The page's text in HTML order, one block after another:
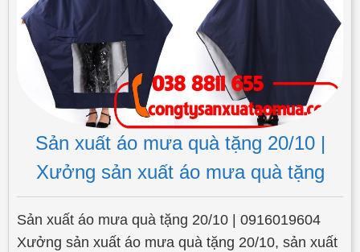
Sản xuất áo mưa quà tặng 20/10 |
Xưởng sản xuất áo mưa quà tặng
Sản xuất áo mưa quà tặng 20/10 | 0916019604
Xưởng sản xuất áo mưa quà tặng 20/10, sản xuất